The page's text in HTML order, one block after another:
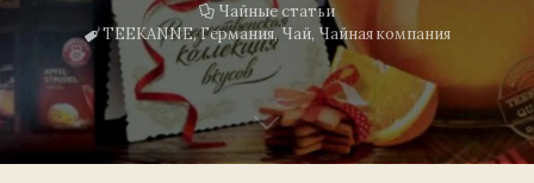
Чайные статьи
TEEKANNE,Германия,Чай, Чайная компания